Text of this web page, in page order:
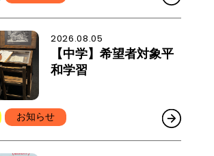
2026.08.05
【中学】希望者対象平
和学習
お知らせ